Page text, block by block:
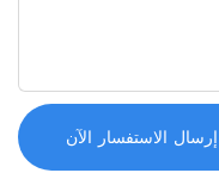
إرسال الاستفسار الآن